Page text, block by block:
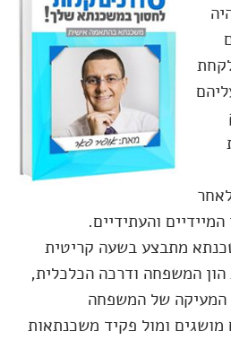
והעתידיים.
מתבצע בשעה קריטית
הון המשפחה ודרכה הכלכלית,
של המשפחה
ומול פקיד משכנתאות